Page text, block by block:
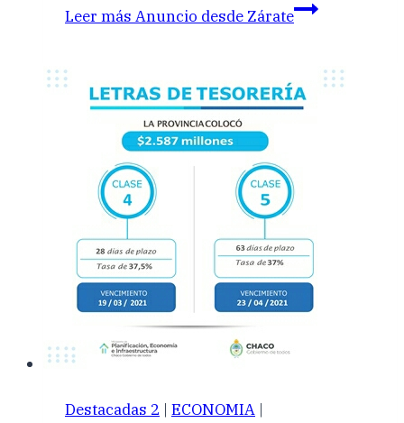
Leer más Anuncio desde Zárate
Destacadas 2 | ECONOMIA |